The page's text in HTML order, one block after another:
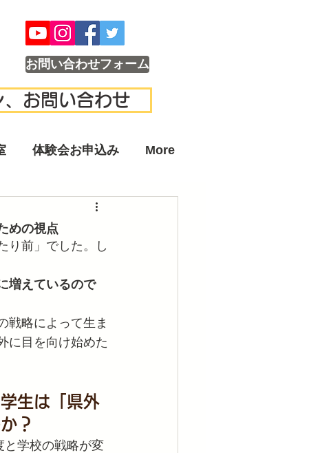
お問い合わせフォーム
お問い合わせ
体験会お申込み More
めの視点
り前」でした。し
増えているので
戦略によって生ま
に目を向け始めた
生は「県外
？
と学校の戦略が変